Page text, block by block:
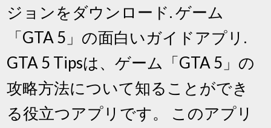
ジョンをダウンロード. ゲーム
「GTA 5」の面白いガイドアプリ.
GTA 5 Tipsは、ゲーム「GTA 5」の
攻略方法について知ることができ
る役立つアプリです。 このアプリ